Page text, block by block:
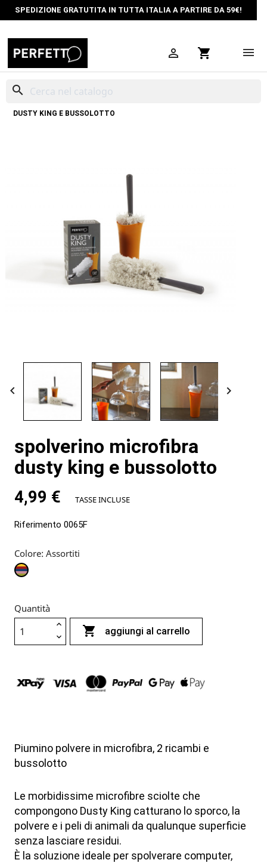
SPEDIZIONE GRATUTITA IN TUTTA ITALIA A PARTIRE DA 59€!
 shopping_cart
search
DUSTY KING E BUSSOLOTTO
 
spolverino microfibra
dusty king e bussolotto
4,99 € TASSE INCLUSE
Riferimento 0065F
Colore: Assortiti
Assortiti
Quantità
 aggiungi al carrello
Piumino polvere in microfibra, 2 ricambi e
bussolotto
Le morbidissime microfibre sciolte che
compongono Dusty King catturano lo sporco, la
polvere e i peli di animali da qualunque superficie
senza lasciare residui.
È la soluzione ideale per spolverare computer,